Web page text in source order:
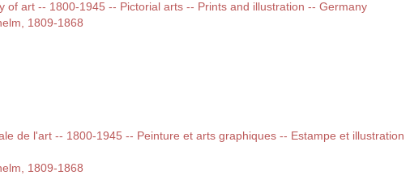
of art -- 1800-1945 -- Pictorial arts -- Prints and illustration -- Germany
1809-1868
de l'art -- 1800-1945 -- Peinture et arts graphiques -- Estampe et illustration
1809-1868